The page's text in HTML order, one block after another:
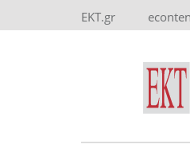
EKT.gr